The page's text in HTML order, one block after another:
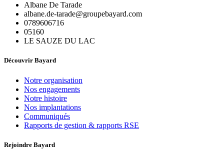
Albane De Tarade
albane.de-tarade@groupebayard.com
0789606716
05160
LE SAUZE DU LAC
Découvrir Bayard
Notre organisation
Nos engagements
Notre histoire
Nos implantations
Communiqués
Rapports de gestion & rapports RSE
Rejoindre Bayard